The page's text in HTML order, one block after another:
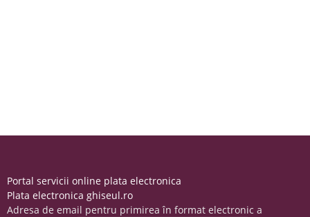
Portal servicii online plata electronica
Plata electronica ghiseul.ro
Adresa de email pentru primirea în format electronic a